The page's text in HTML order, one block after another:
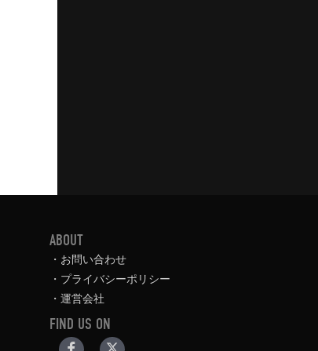
ABOUT
お問い合わせ
プライバシーポリシー
運営会社
FIND US ON